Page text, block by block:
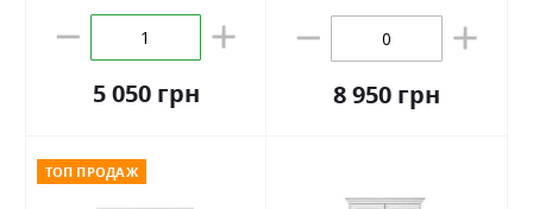
5 050 грн 8 950 грн
ТОП ПРОДАЖ